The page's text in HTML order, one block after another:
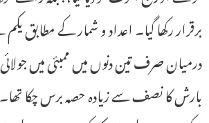
درمیان صرف تین دنوں میں ممبئی میں
بارش کا نصف سے زیادہ حصہ برس چکا تھا۔